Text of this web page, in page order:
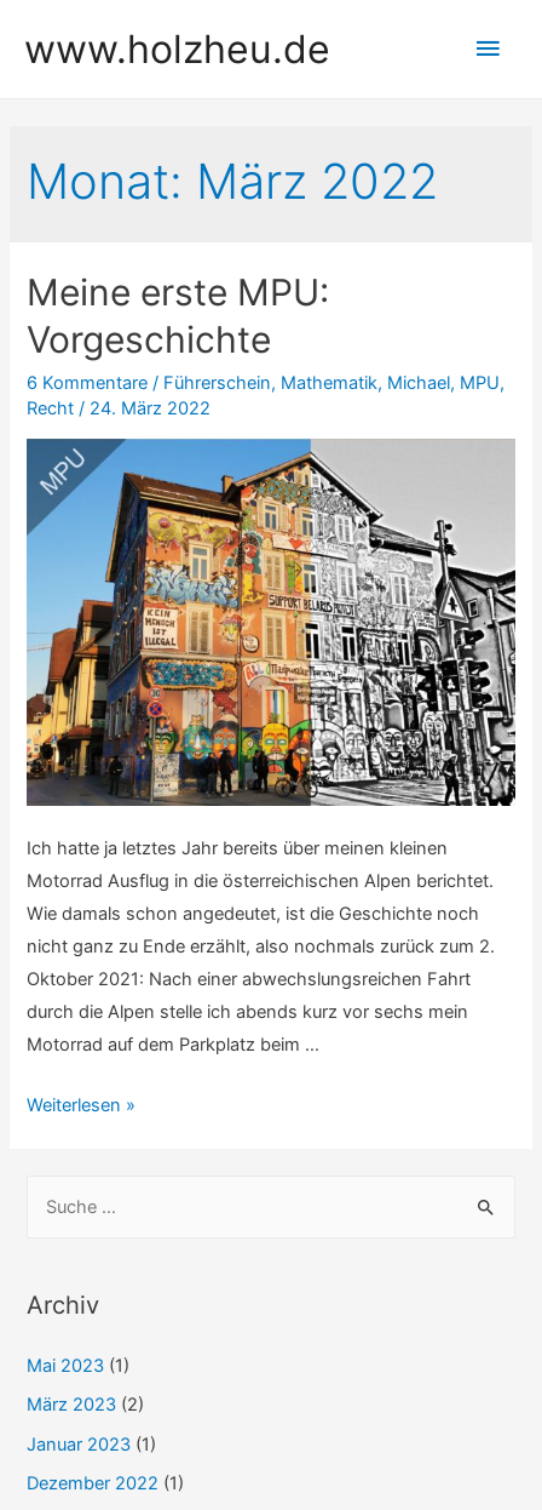
Inhaltwww.holzheu.de
Monat: März 2022
Meine erste MPU:
Vorgeschichte
6 Kommentare / Führerschein, Mathematik, Michael, MPU,
Recht / 24. März 2022
Ich hatte ja letztes Jahr bereits über meinen kleinen
Motorrad Ausflug in die österreichischen Alpen berichtet.
Wie damals schon angedeutet, ist die Geschichte noch
nicht ganz zu Ende erzählt, also nochmals zurück zum 2.
Oktober 2021: Nach einer abwechslungsreichen Fahrt
durch die Alpen stelle ich abends kurz vor sechs mein
Motorrad auf dem Parkplatz beim …
Meine
Vorgeschichte
Weiterlesen »
h
n
n
a
c
Archiv
Mai 2023 (1)
März 2023 (2)
Januar 2023 (1)
Dezember 2022 (1)